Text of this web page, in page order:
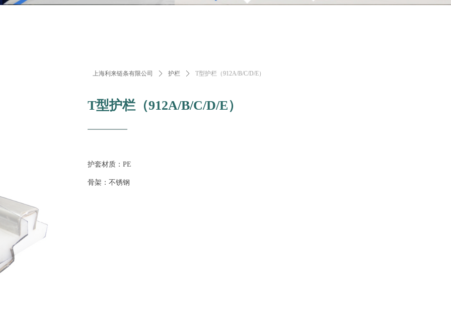
上海利来链条有限公司 ꄲ 护栏 ꄲ T型护栏（912A/B/C/D/E）
T型护栏（912A/B/C/D/E）
护套材质：PE
骨架：不锈钢